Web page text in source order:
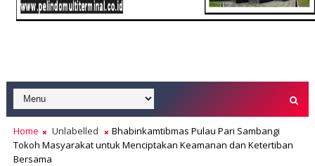
Home Unlabelled
Bhabinkamtibmas Pulau Pari Sambangi
Tokoh Masyarakat untuk Menciptakan Keamanan dan Ketertiban
Bersama